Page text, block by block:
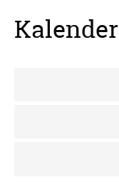
Kalender